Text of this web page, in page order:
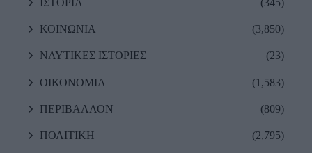
ΙΣΤΟΡΙΑ (345)
ΚΟΙΝΩΝΙΑ (3,850)
ΝΑΥΤΙΚΕΣ ΙΣΤΟΡΙΕΣ (23)
ΟΙΚΟΝΟΜΙΑ (1,583)
ΠΕΡΙΒΑΛΛΟΝ (809)
ΠΟΛΙΤΙΚΗ (2,795)